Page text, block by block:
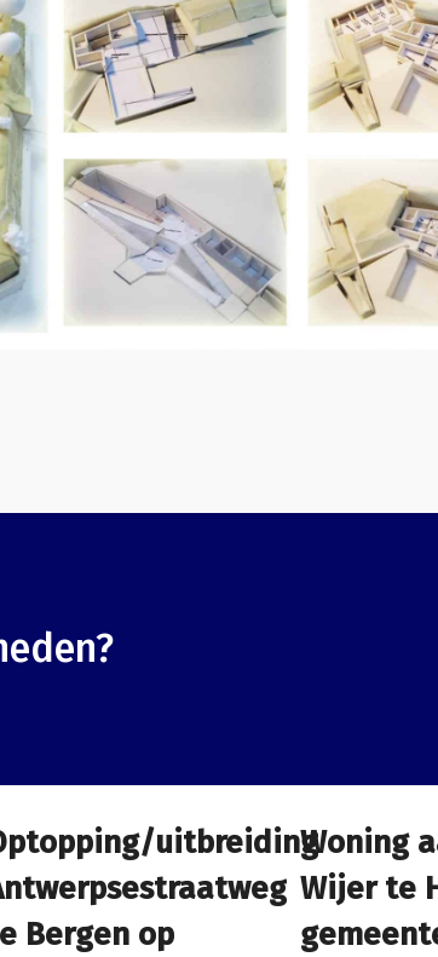
uitbreiding
Bergen op
uitbreiding
Bergen op Zoom
Woning
Wijer te
Woning
Wijer te